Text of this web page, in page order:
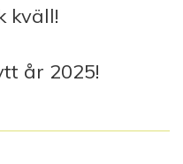
kväll!
år 2025!